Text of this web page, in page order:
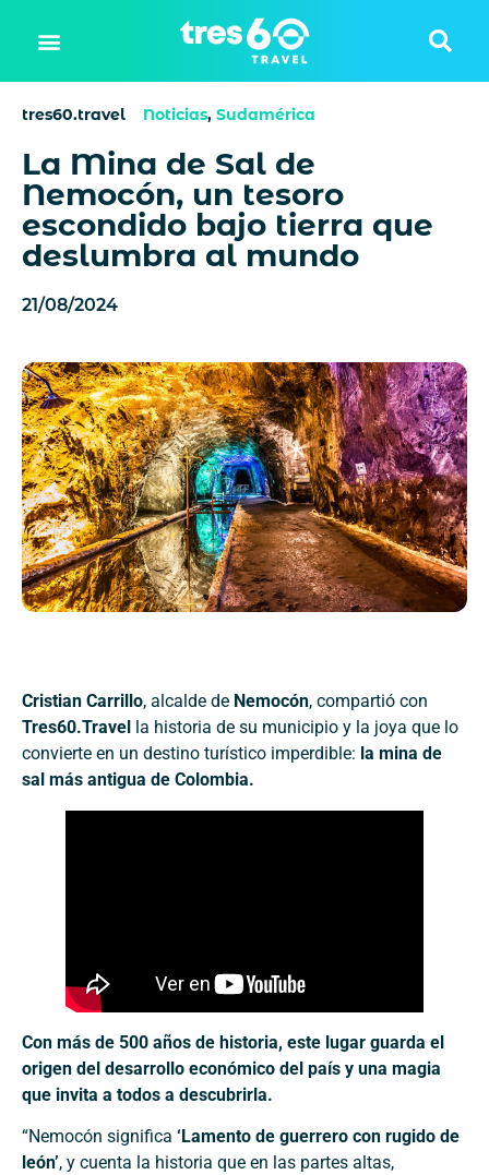
tres60.travel Noticias, Sudamérica
La Mina de Sal de
Nemocón, un tesoro
escondido bajo tierra que
deslumbra al mundo
21/08/2024
Cristian Carrillo, alcalde de Nemocón, compartió con
Tres60.Travel
la historia de su municipio y la joya que lo
convierte en un destino turístico imperdible: la mina de
sal más antigua de Colombia.
Con más de 500 años de historia, este lugar guarda el
origen del desarrollo económico del país y una magia
que invita a todos a descubrirla.
“Nemocón significa ‘Lamento de guerrero con rugido de
león’, y cuenta la historia que en las partes altas,